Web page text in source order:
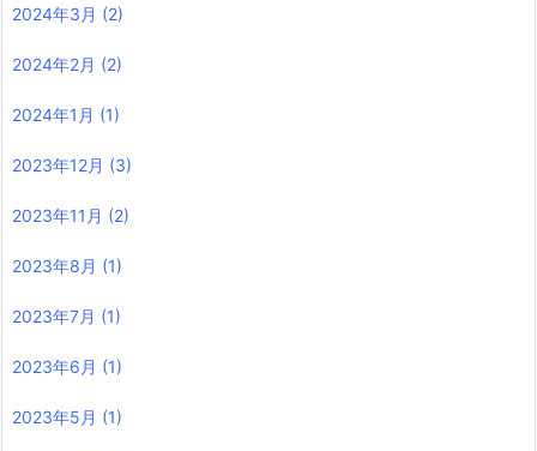
2024年3月 (2)
2024年2月 (2)
2024年1月 (1)
2023年12月 (3)
2023年11月 (2)
2023年8月 (1)
2023年7月 (1)
2023年6月 (1)
2023年5月 (1)